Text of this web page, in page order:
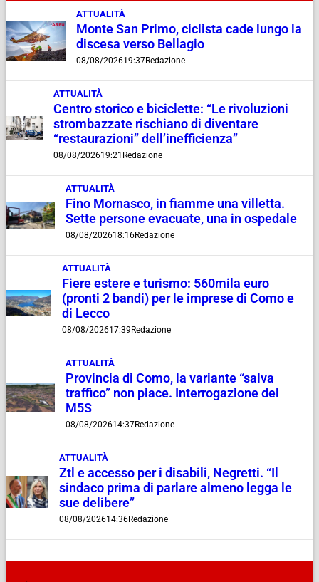
ATTUALITÀ
Monte San Primo, ciclista cade lungo la
discesa verso Bellagio
08/08/202619:37Redazione
ATTUALITÀ
Centro storico e biciclette: “Le rivoluzioni
strombazzate rischiano di diventare
“restaurazioni” dell’inefficienza”
08/08/202619:21 Redazione
ATTUALITÀ
Fino Mornasco, in fiamme una villetta.
Sette persone evacuate, una in ospedale
08/08/202618:16Redazione
ATTUALITÀ
Fiere estere e turismo: 560mila euro
(pronti 2 bandi) per le imprese di Como e
di Lecco
08/08/202617:39 Redazione
ATTUALITÀ
Provincia di Como, la variante “salva
traffico” non piace. Interrogazione del
M5S
08/08/202614:37Redazione
ATTUALITÀ
Ztl e accesso per i disabili, Negretti. “Il
sindaco prima di parlare almeno legga le
sue delibere”
08/08/202614:36Redazione